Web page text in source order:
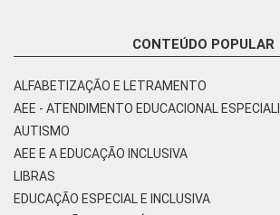
CONTEÚDO POPULAR
ALFABETIZAÇÃO E LETRAMENTO
AEE - ATENDIMENTO EDUCACIONAL
AUTISMO
AEE E A EDUCAÇÃO INCLUSIVA
LIBRAS
EDUCAÇÃO ESPECIAL E INCLUSIVA